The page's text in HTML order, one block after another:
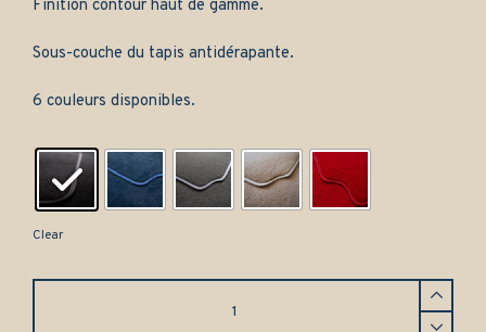
Finition contour haut de gamme.
Sous-couche du tapis antidérapante.
6 couleurs disponibles.
Clear